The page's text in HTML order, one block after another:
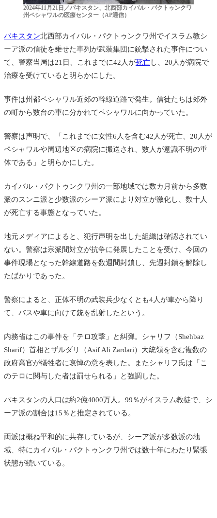
2024年11月21日／パキスタン、北西部カイバル・パクトゥンクワ
州ペシャワルの医療センター（AP通信）
パキスタン北西部カイバル・パクトゥンクワ州でイスラム教シ
ーア派の信徒を乗せた車列が武装集団に銃撃された事件につい
て、警察当局は21日、これまでに42人が死亡し、20人が病院で
治療を受けていると明らかにした。
事件は州都ペシャワル近郊の幹線道路で発生。信徒たちは郊外
の町から数台の車に分かれてペシャワルに向かっていた。
警察は声明で、「これまでに女性6人を含む42人が死亡、20人が
ペシャワルや周辺地区の病院に搬送され、数人が意識不明の重
体である」と明らかにした。
カイバル・パクトゥンクワ州の一部地域では数カ月前から多数
派のスンニ派と少数派のシーア派により対立が激化し、数十人
が死亡する事態となっていた。
地元メディアによると、犯行声明を出した組織は確認されてい
ない。警察は宗派間対立が抗争に発展したことを受け、今回の
事件現場となった幹線道路を数週間封鎖し、先週封鎖を解除し
たばかりであった。
警察によると、正体不明の武装兵少なくとも4人が車から降り
て、バスや車に向けて銃を乱射したという。
内務省はこの事件を「テロ攻撃」と糾弾。シャリフ（Shehbaz
Sharif）首相とザルダリ
（Asif Ali Zardari） 大統領を含む複数の
政府高官が犠牲者に哀悼の意を表した。またシャリフ氏は「こ
のテロに関与した者は罰せられる」と強調した。
パキスタンの人口は約2億4000万人。99％がイスラム教徒で、シ
ーア派の割合は15％と推定されている。
両派は概ね平和的に共存しているが、シーア派が多数派の地
域、特に カイバル・パクトゥンクワ州では数十年にわたり緊張
状態が続いている。